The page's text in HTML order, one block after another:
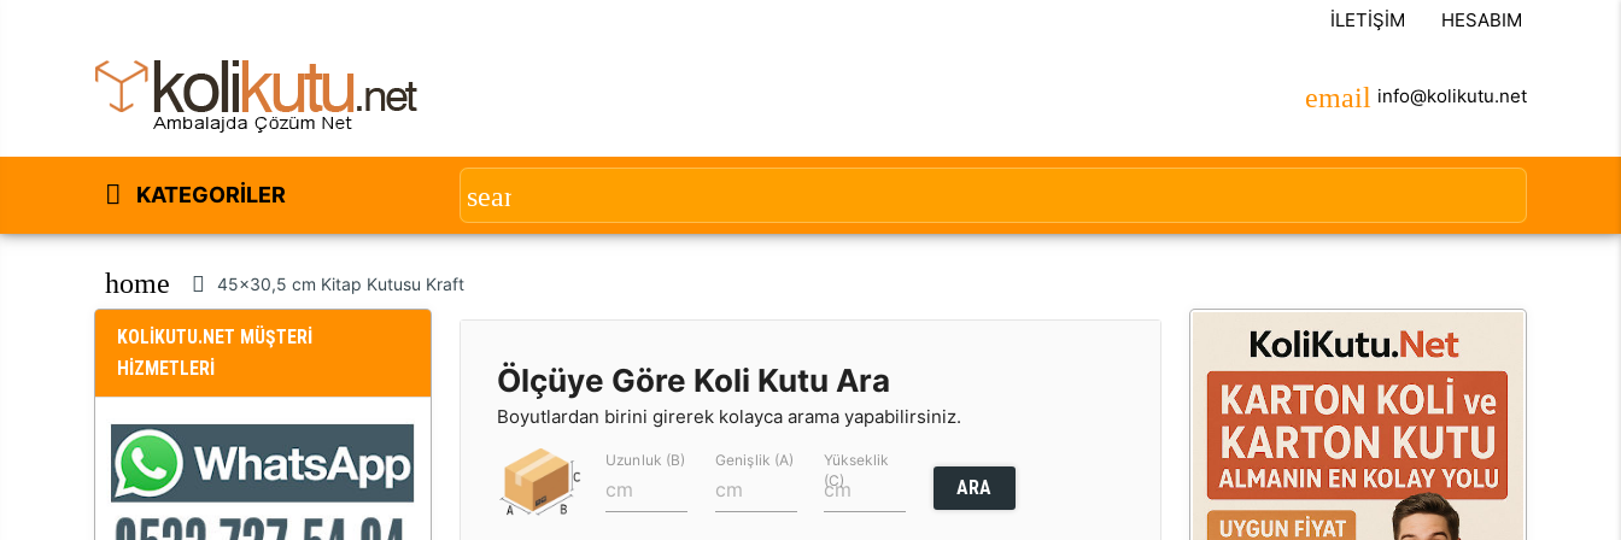
İLETIŞIM HESABIM
info@kolikutu.net
KATEGORILER
home 45x30,5 cm Kitap Kutusu Kraft
KOLİKUTU.NET MÜŞTERİ
HİZMETLERİ
Ölçüye Göre Koli Kutu Ara
Boyutlardan birini girerek kolayca arama yapabilirsiniz.
Uzunluk (B) Genişlik (A)
Yükseklik
(C)
ARA